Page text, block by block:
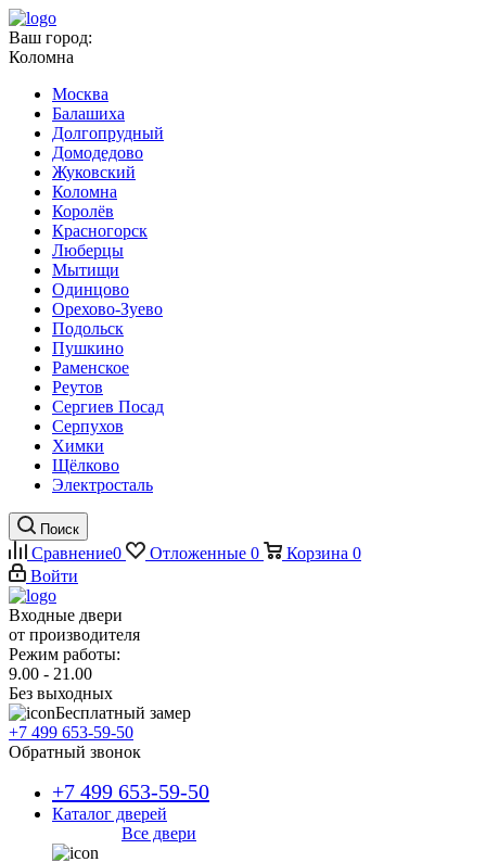
Ваш город:
Коломна
Москва
Балашиха
Долгопрудный
Домодедово
Жуковский
Коломна
Королёв
Красногорск
Люберцы
Мытищи
Одинцово
Орехово-Зуево
Подольск
Пушкино
Раменское
Реутов
Сергиев Посад
Серпухов
Химки
Щёлково
Электросталь
Поиск
Сравнение0 Отложенные 0 Корзина 0
Войти
Входные двери
от производителя
Режим работы:
9.00 - 21.00
Без выходных
Бесплатный замер
+7 499 653-59-50
Обратный звонок
+7 499 653-59-50
Каталог дверей
Все двери